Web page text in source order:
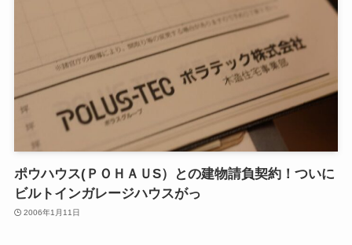
ポウハウス(ＰＯＨＡＵS）との建物請負契約！ついに
ビルトインガレージハウスがっ
2006年1月11日